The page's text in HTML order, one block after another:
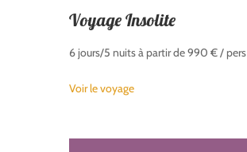
Voyage Insolite
6 jours/5 nuits à partir de 990 € / pers
Voir le voyage